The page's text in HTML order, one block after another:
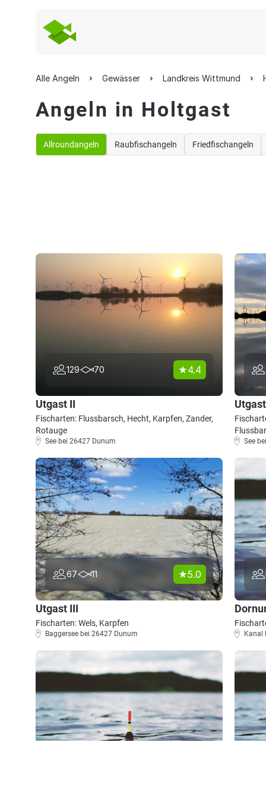
Alle Angeln Gewässer Landkreis Wittmund
Angeln in Holtgast
Allroundangeln Raubfischangeln Friedfischangeln
129 70 4.4
Utgast II
Fischarten: Flussbarsch, Hecht, Karpfen, Zander,
Rotauge
See bei 26427 Dunum See
67 11 5.0
Utgast III
Fischarten: Wels, Karpfen
Baggersee bei 26427 Dunum Kanal